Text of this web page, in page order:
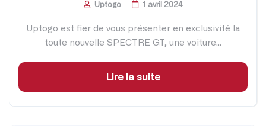
Uptogo 1 avril 2024
Uptogo est fier de vous présenter en exclusivité la
toute nouvelle SPECTRE GT, une voiture...
Lire la suite